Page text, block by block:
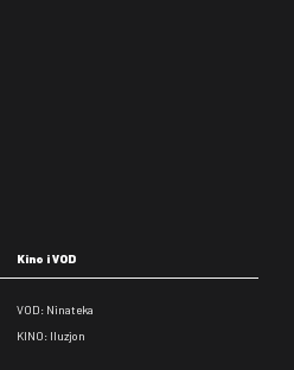
Kino i VOD
VOD: Ninateka
KINO: Iluzjon